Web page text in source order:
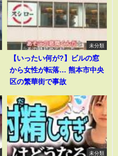
未分類
【いったい何が?】ビルの窓
から女性が転落… 熊本市中央
区の繁華街で事故
未分類